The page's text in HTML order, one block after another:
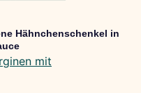
Hähnchenschenkel in